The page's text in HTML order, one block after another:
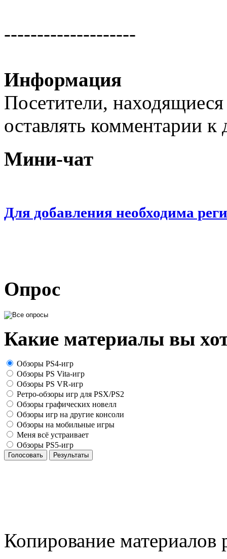
--------------------
Информация
Посетители,
оставлять комментарии
Мини-чат
Для добавления необходима
Опрос
Какие материалы вы
Обзоры PS4-игр
Обзоры PS Vita-игр
Обзоры PS VR-игр
Ретро-обзоры игр для PSX/PS2
Обзоры графических новелл
Обзоры игр на другие консоли
Обзоры на мобильные игры
Меня всё устраивает
Обзоры PS5-игр
Голосовать Результаты
Копирование материалов